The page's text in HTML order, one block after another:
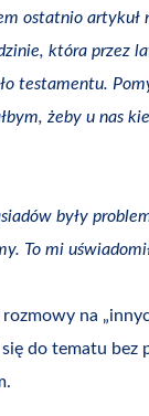
ostatnio artykuł
która przez
testamentu.
żeby u nas
były
To mi
na
do tematu bez